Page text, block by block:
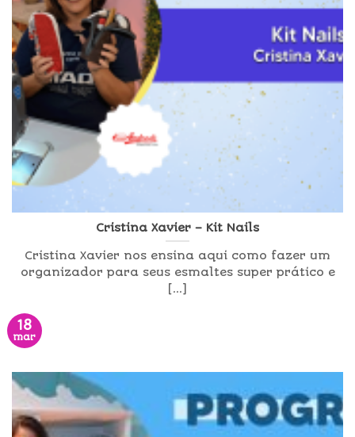
Cristina Xavier – Kit Nails
Cristina Xavier nos ensina aqui como fazer um
organizador para seus esmaltes super prático e
[...]
18
mar